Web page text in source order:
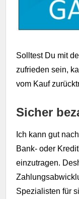
Solltest Du mit
zufrieden sein,
vom Kauf
Sicher
Ich kann gut
Bank- oder
einzutragen.
Spezialisten für